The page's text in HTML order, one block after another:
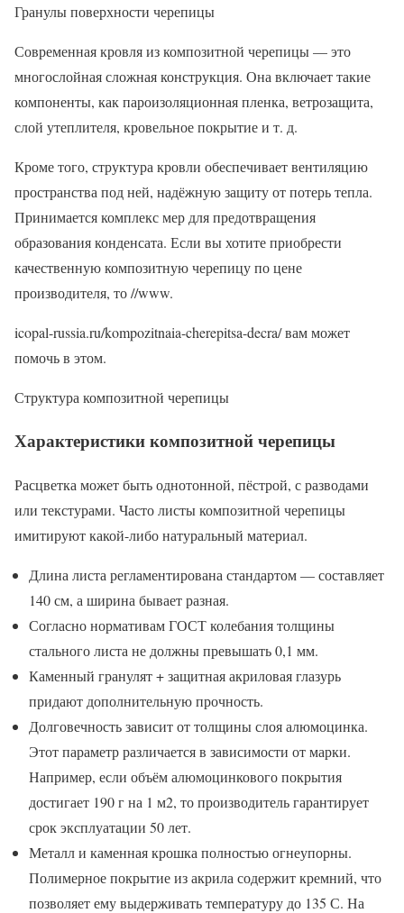
Гранулы поверхности черепицы
Современная кровля из композитной черепицы — это
многослойная сложная конструкция. Она включает такие
компоненты, как пароизоляционная пленка, ветрозащита,
слой утеплителя, кровельное покрытие и т. д.
Кроме того, структура кровли обеспечивает вентиляцию
пространства под ней, надёжную защиту от потерь тепла.
Принимается комплекс мер для предотвращения
образования конденсата. Если вы хотите приобрести
качественную композитную черепицу по цене
производителя, то //www.
icopal-russia.ru/kompozitnaia-cherepitsa-decra/ вам может
помочь в этом.
Структура композитной черепицы
Характеристики композитной черепицы
Расцветка может быть однотонной, пёстрой, с разводами
или текстурами. Часто листы композитной черепицы
имитируют какой-либо натуральный материал.
Длина листа регламентирована стандартом — составляет
140 см, а ширина бывает разная.
Согласно нормативам ГОСТ колебания толщины
стального листа не должны превышать 0,1 мм.
Каменный гранулят + защитная акриловая глазурь
придают дополнительную прочность.
Долговечность зависит от толщины слоя алюмоцинка.
Этот параметр различается в зависимости от марки.
Например, если объём алюмоцинкового покрытия
достигает 190 г на 1 м2, то производитель гарантирует
срок эксплуатации 50 лет.
Металл и каменная крошка полностью огнеупорны.
Полимерное покрытие из акрила содержит кремний, что
позволяет ему выдерживать температуру до 135 С. На